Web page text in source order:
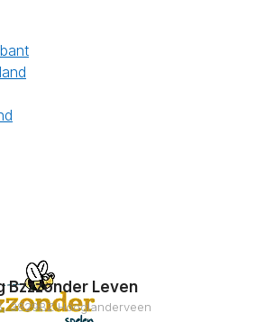
Bzzzonder Leven
3829BZ Hooglanderveen